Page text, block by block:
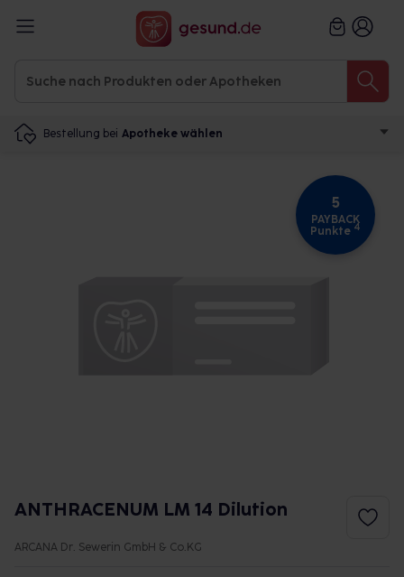
Bestellung bei Apotheke wählen
5
PAYBACK
Punkte 4
ANTHRACENUM LM 14 Dilution
ARCANA Dr. Sewerin GmbH & Co.KG